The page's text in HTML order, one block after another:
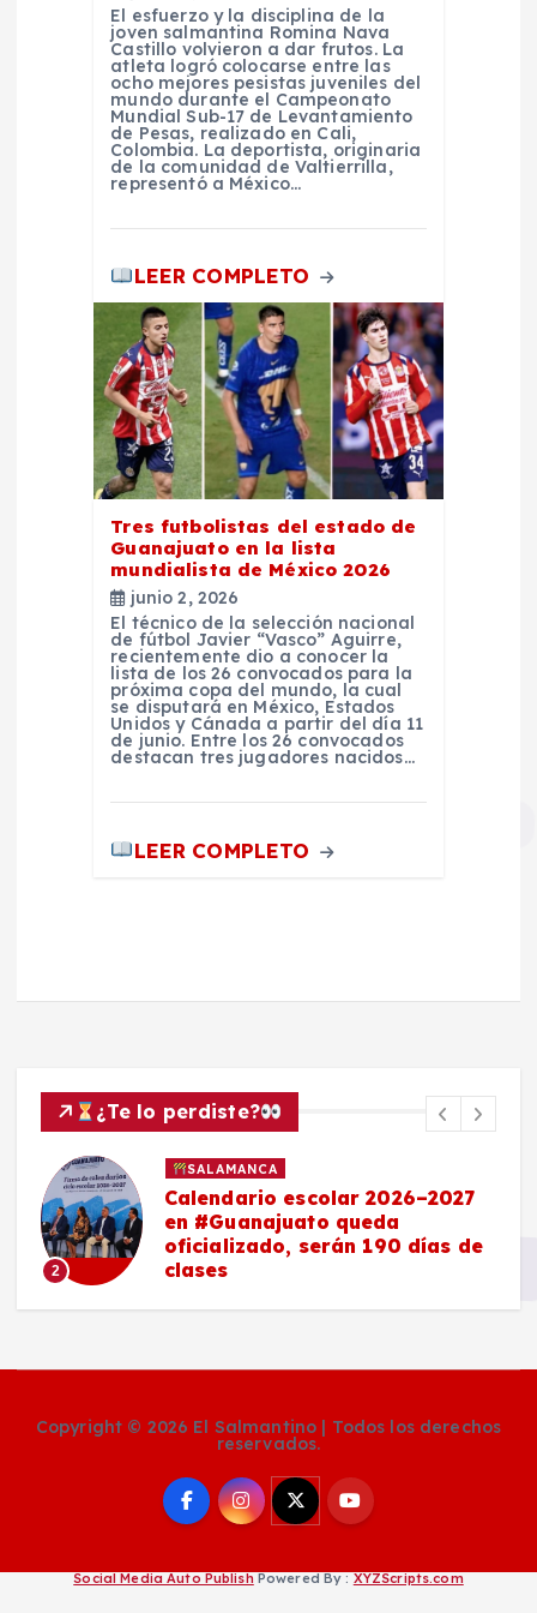
El esfuerzo y la disciplina de la
joven salmantina Romina Nava
Castillo volvieron a dar frutos. La
atleta logró colocarse entre las
ocho mejores pesistas juveniles del
mundo durante el Campeonato
Mundial Sub-17 de Levantamiento
de Pesas, realizado en Cali,
Colombia. La deportista, originaria
de la comunidad de Valtierrilla,
representó a México…
LEER COMPLETO
Tres futbolistas del estado de
Guanajuato en la lista
mundialista de México 2026
junio 2, 2026
El técnico de la selección nacional
de fútbol Javier “Vasco” Aguirre,
recientemente dio a conocer la
lista de los 26 convocados para la
próxima copa del mundo, la cual
se disputará en México, Estados
Unidos y Cánada a partir del día 11
de junio. Entre los 26 convocados
destacan tres jugadores nacidos…
LEER COMPLETO
¿Te lo perdiste?
2
SALAMANCA
Calendario escolar 2026–2027
en #Guanajuato queda
oficializado, serán 190 días de
clases
Copyright © 2026 El Salmantino | Todos los derechos
reservados.
Social Media Auto PublishPowered By :XYZScripts.com